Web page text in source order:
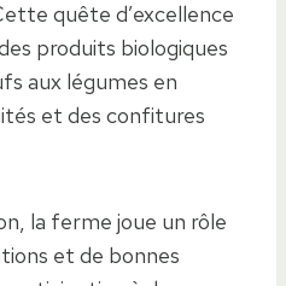
quête d’excellence
produits biologiques
aux légumes en
et des confitures
la ferme joue un rôle
et de bonnes